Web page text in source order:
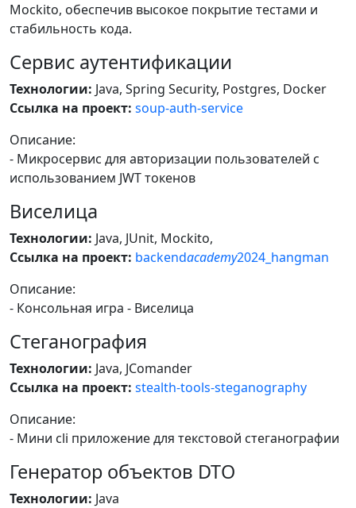
Mockito, обеспечив высокое покрытие тестами и
стабильность кода.
Сервис аутентификации
Технологии: Java, Spring Security, Postgres, Docker
Ссылка на проект: soup-auth-service
Описание:
- Микросервис для авторизации пользователей с
использованием JWT токенов
Виселица
Технологии: Java, JUnit, Mockito,
Ссылка на проект: backendacademy2024_hangman
Описание:
- Консольная игра - Виселица
Стеганография
Технологии: Java, JComander
Ссылка на проект: stealth-tools-steganography
Описание:
- Мини cli приложение для текстовой стеганографии
Генератор объектов DTO
Технологии: Java